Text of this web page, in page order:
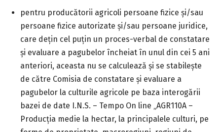
pentru producătorii agricoli persoane fizice şi/sau
persoane fizice autorizate şi/sau persoane juridice,
care deţin cel puţin un proces-verbal de constatare
şi evaluare a pagubelor încheiat în unul din cei 5 ani
anteriori, aceasta nu se calculează şi se stabilește
de către Comisia de constatare şi evaluare a
pagubelor la culturile agricole pe baza interogării
bazei de date I.N.S. – Tempo On line „AGR110A –
Producţia medie la hectar, la principalele culturi, pe